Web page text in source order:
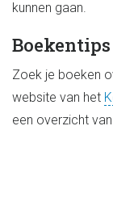
kunnen gaan.
Boekentips
Zoek je boeken
website van het
een overzicht